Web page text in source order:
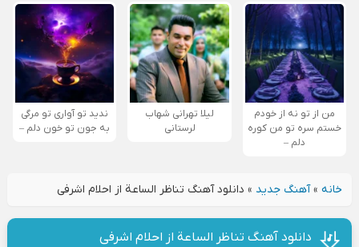
من از تو نه از خودم
خستم سره تو من کوره
دلم –
لیلا تهرانی شهاب
لرستانی
ندید تو آواری تو مرگی
به جون تو خون دلم –
خانه»آهنگ جدید » دانلود آهنگ تناظر الساعة از احلام اشرفی
دانلود آهنگ تناظر الساعة از احلام اشرفی